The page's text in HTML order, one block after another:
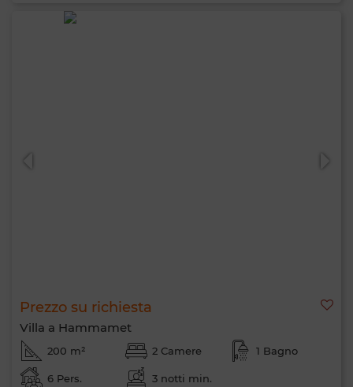
Prezzo su richiesta
Villa a Hammamet
200 m² 2 Camere 1 Bagno
6 Pers. 3 notti min.